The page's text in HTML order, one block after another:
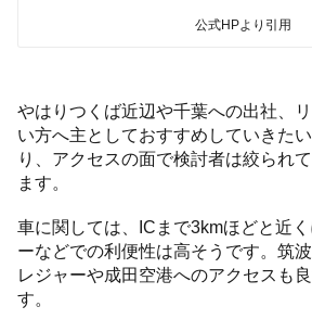
公式HPより引用
やはりつくば近辺や千葉への出社、
い方へ主としておすすめしていきた
り、アクセスの面で検討者は絞られ
ます。
車に関しては、ICまで3kmほどと近
ーなどでの利便性は高そうです。筑
レジャーや成田空港へのアクセスも
す。